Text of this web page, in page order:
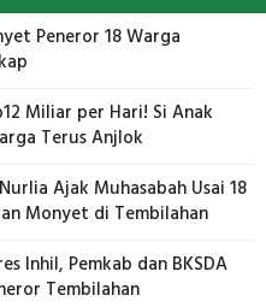
Peneror 18 Warga
Miliar per Hari! Si Anak
Terus Anjlok
Ajak Muhasabah Usai 18
Warga Jadi Korban Serangan Monyet di Tembilahan
Inhil, Pemkab dan BKSDA
Tembilahan